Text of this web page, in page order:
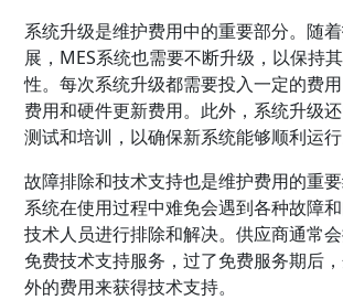
系统升级是维护费用中的重要部分。随
展，MES系统也需要不断升级，以保持
性。每次系统升级都需要投入一定的费
费用和硬件更新费用。此外，系统升级
测试和培训，以确保新系统能够顺利运行
故障排除和技术支持也是维护费用的重
系统在使用过程中难免会遇到各种故障
技术人员进行排除和解决。供应商通常
免费技术支持服务，过了免费服务期后
外的费用来获得技术支持。